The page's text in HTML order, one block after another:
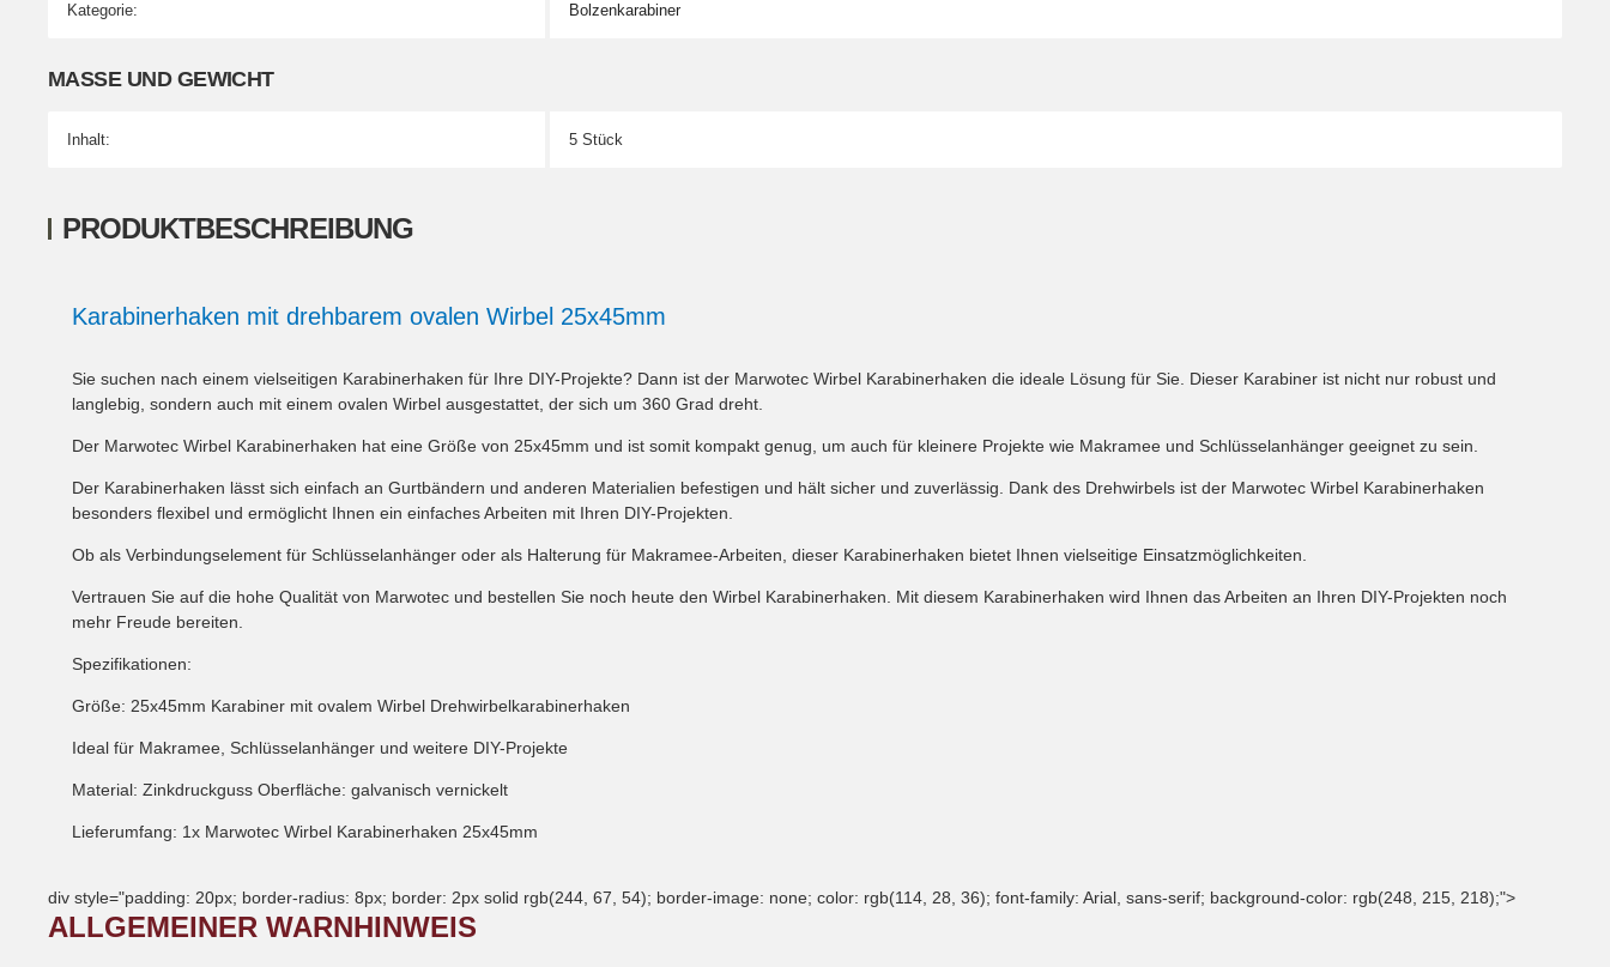
Produkteigenschaft
Wert
Kategorie: Bolzenkarabiner
MASSE UND GEWICHT
Inhalt: 5 Stück
PRODUKTBESCHREIBUNG
Karabinerhaken mit drehbarem ovalen Wirbel 25x45mm
Sie suchen nach einem vielseitigen Karabinerhaken für Ihre DIY-Projekte? Dann ist der Marwotec Wirbel Karabinerhaken die ideale Lösung für Sie. Dieser Karabiner ist nicht nur robust und
langlebig, sondern auch mit einem ovalen Wirbel ausgestattet, der sich um 360 Grad dreht.
Der Marwotec Wirbel Karabinerhaken hat eine Größe von 25x45mm und ist somit kompakt genug, um auch für kleinere Projekte wie Makramee und Schlüsselanhänger geeignet zu sein.
Der Karabinerhaken lässt sich einfach an Gurtbändern und anderen Materialien befestigen und hält sicher und zuverlässig. Dank des Drehwirbels ist der Marwotec Wirbel Karabinerhaken
besonders flexibel und ermöglicht Ihnen ein einfaches Arbeiten mit Ihren DIY-Projekten.
Ob als Verbindungselement für Schlüsselanhänger oder als Halterung für Makramee-Arbeiten, dieser Karabinerhaken bietet Ihnen vielseitige Einsatzmöglichkeiten.
Vertrauen Sie auf die hohe Qualität von Marwotec und bestellen Sie noch heute den Wirbel Karabinerhaken. Mit diesem Karabinerhaken wird Ihnen das Arbeiten an Ihren DIY-Projekten noch
mehr Freude bereiten.
Spezifikationen:
Größe: 25x45mm Karabiner mit ovalem Wirbel Drehwirbelkarabinerhaken
Ideal für Makramee, Schlüsselanhänger und weitere DIY-Projekte
Material: Zinkdruckguss Oberfläche: galvanisch vernickelt
Lieferumfang: 1x Marwotec Wirbel Karabinerhaken 25x45mm
div style="padding: 20px; border-radius: 8px; border: 2px solid rgb(244, 67, 54); border-image: none; color: rgb(114, 28, 36); font-family: Arial, sans-serif; background-color: rgb(248, 215, 218);">
ALLGEMEINER WARNHINWEIS